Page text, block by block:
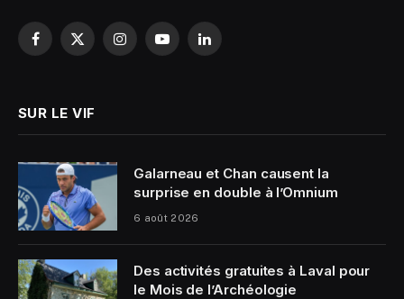
Facebook
X
InstagramYouTubeLinkedIn
SUR LE VIF
Galarneau et Chan causent la
surprise en double à l’Omnium
6 août 2026
Des activités gratuites à Laval pour
le Mois de l’Archéologie